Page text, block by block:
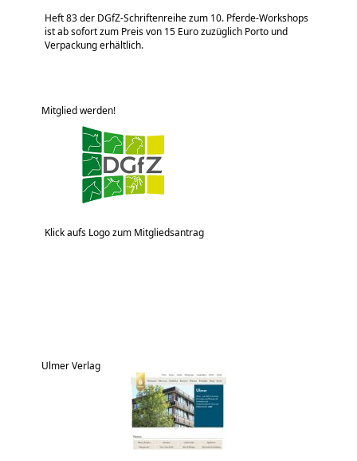
Heft 83 der DGfZ-Schriftenreihe zum 10. Pferde-Workshops
ist ab sofort zum Preis von 15 Euro zuzüglich Porto und
Verpackung erhältlich.
Mitglied werden!
Klick aufs Logo zum Mitgliedsantrag
Ulmer Verlag